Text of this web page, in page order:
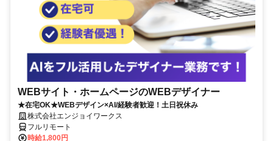
WEBサイト・ホームページのWEBデザイナー
★在宅OK★WEBデザイン×AI/経験者歓迎！土日祝休み
株式会社エンジョイワークス
フルリモート
時給1,800円